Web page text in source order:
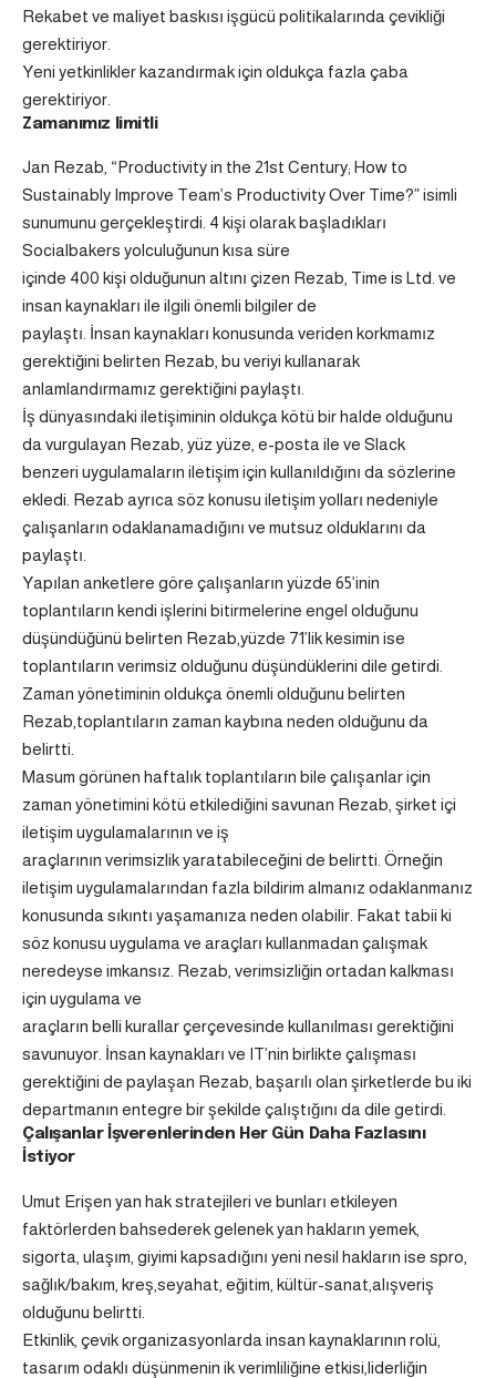
Rekabet ve maliyet baskısı işgücü politikalarında çevikliği
gerektiriyor.
Yeni yetkinlikler kazandırmak için oldukça fazla çaba
gerektiriyor.
Zamanımız limitli
Jan Rezab, “Productivity in the 21st Century; How to
Sustainably Improve Team’s Productivity Over Time?” isimli
sunumunu gerçekleştirdi. 4 kişi olarak başladıkları
Socialbakers yolculuğunun kısa süre
içinde 400 kişi olduğunun altını çizen Rezab, Time is Ltd. ve
insan kaynakları ile ilgili önemli bilgiler de
paylaştı. İnsan kaynakları konusunda veriden korkmamız
gerektiğini belirten Rezab, bu veriyi kullanarak
anlamlandırmamız gerektiğini paylaştı.
İş dünyasındaki iletişiminin oldukça kötü bir halde olduğunu
da vurgulayan Rezab, yüz yüze, e-posta ile ve Slack
benzeri uygulamaların iletişim için kullanıldığını da sözlerine
ekledi. Rezab ayrıca söz konusu iletişim yolları nedeniyle
çalışanların odaklanamadığını ve mutsuz olduklarını da
paylaştı.
Yapılan anketlere göre çalışanların yüzde 65’inin
toplantıların kendi işlerini bitirmelerine engel olduğunu
düşündüğünü belirten Rezab,yüzde 71’lik kesimin ise
toplantıların verimsiz olduğunu düşündüklerini dile getirdi.
Zaman yönetiminin oldukça önemli olduğunu belirten
Rezab,toplantıların zaman kaybına neden olduğunu da
belirtti.
Masum görünen haftalık toplantıların bile çalışanlar için
zaman yönetimini kötü etkilediğini savunan Rezab, şirket içi
iletişim uygulamalarının ve iş
araçlarının verimsizlik yaratabileceğini de belirtti. Örneğin
iletişim uygulamalarından fazla bildirim almanız odaklanmanız
konusunda sıkıntı yaşamanıza neden olabilir. Fakat tabii ki
söz konusu uygulama ve araçları kullanmadan çalışmak
neredeyse imkansız. Rezab, verimsizliğin ortadan kalkması
için uygulama ve
araçların belli kurallar çerçevesinde kullanılması gerektiğini
savunuyor. İnsan kaynakları ve IT’nin birlikte çalışması
gerektiğini de paylaşan Rezab, başarılı olan şirketlerde bu iki
departmanın entegre bir şekilde çalıştığını da dile getirdi.
Çalışanlar İşverenlerinden Her Gün Daha Fazlasını
İstiyor
Umut Erişen yan hak stratejileri ve bunları etkileyen
faktörlerden bahsederek gelenek yan hakların yemek,
sigorta, ulaşım, giyimi kapsadığını yeni nesil hakların ise spro,
sağlık/bakım, kreş,seyahat, eğitim, kültür-sanat,alışveriş
olduğunu belirtti.
Etkinlik, çevik organizasyonlarda insan kaynaklarının rolü,
tasarım odaklı düşünmenin ik verimliliğine etkisi,liderliğin